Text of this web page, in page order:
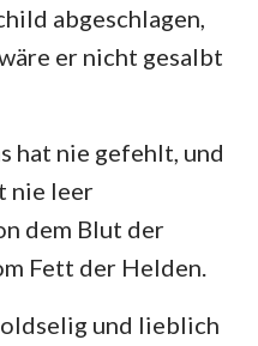
abgeschlagen,
er nicht gesalbt
hat nie gefehlt, und
nie leer
dem Blut der
Fett der Helden.
und lieblich